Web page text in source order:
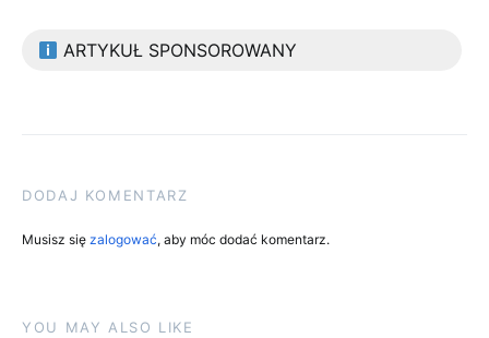
ARTYKUŁ SPONSOROWANY
DODAJ KOMENTARZ
Musisz się zalogować, aby móc dodać komentarz.
YOU MAY ALSO LIKE